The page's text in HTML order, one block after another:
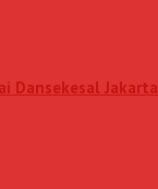
Dansekesal Jakarta